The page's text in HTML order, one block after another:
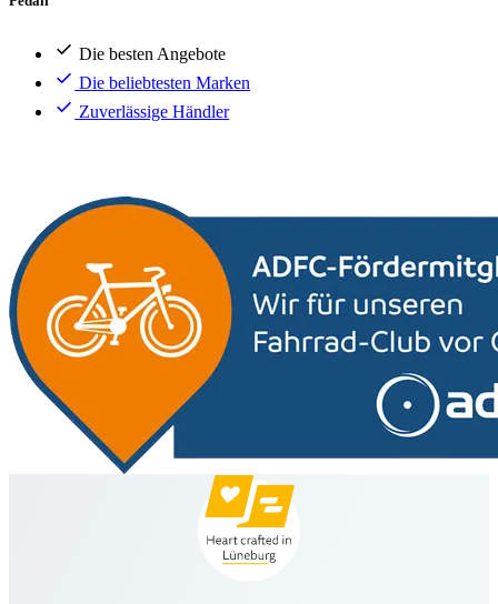
Die besten Angebote
Die beliebtesten Marken
Zuverlässige Händler